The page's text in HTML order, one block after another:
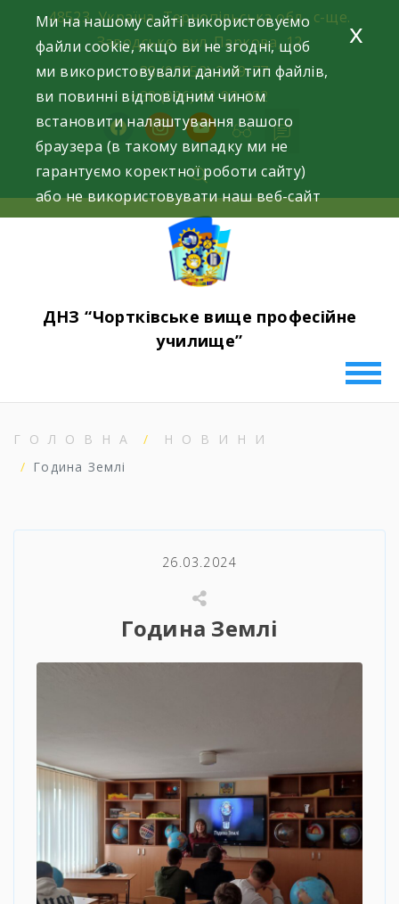
content
48523, Україна, Тернопільська обл., с-ще.
Заводське, вул. Паркова, 12
+38 (03552) 2-49-77
+38 (096) 42-93-282
facebookinstagramyoutube
ДНЗ “Чортківське вище професійне
училище”
ГОЛОВНА
НОВИНИ
Година Землі
26.03.2024
Година Землі
Ми на нашому сайті використовуємо
файли cookie, якщо ви не згодні, щоб
ми використовували даний тип файлів,
ви повинні відповідним чином
встановити налаштування вашого
браузера (в такому випадку ми не
гарантуємо коректної роботи сайту)
або не використовувати наш веб-сайт
x